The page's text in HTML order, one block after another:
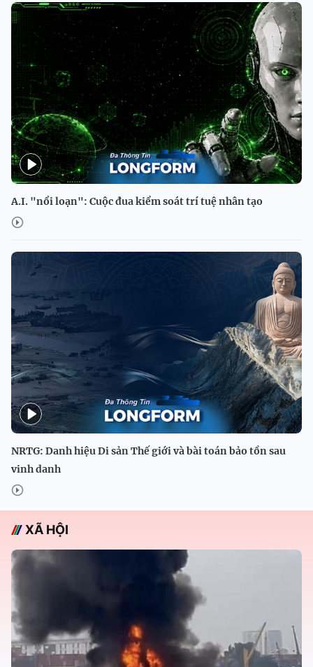
A.I. "nổi loạn": Cuộc đua kiểm soát trí tuệ nhân tạo
NRTG: Danh hiệu Di sản Thế giới và bài toán bảo tồn sau
vinh danh
XÃ HỘI